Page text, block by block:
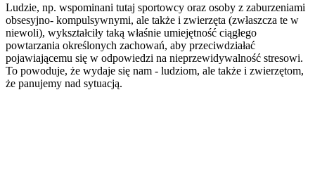
Ludzie, np. wspominani tutaj sportowcy oraz osoby z zaburzeniami
obsesyjno- kompulsywnymi, ale także i zwierzęta (zwłaszcza te w
niewoli), wykształciły taką właśnie umiejętność ciągłego
powtarzania określonych zachowań, aby przeciwdziałać
pojawiającemu się w odpowiedzi na nieprzewidywalność stresowi.
To powoduje, że wydaje się nam - ludziom, ale także i zwierzętom,
że panujemy nad sytuacją.